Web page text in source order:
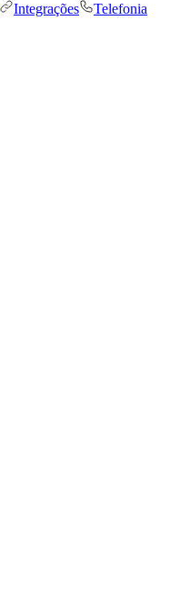
Integrações
Telefonia